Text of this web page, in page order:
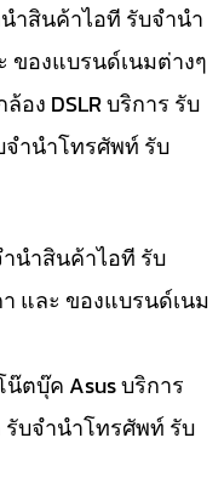
ำสินค้าไอที รับจำนำ
ของแบรนด์เนมต่างๆ
ง DSLR บริการ รับ
ำนำโทรศัพท์ รับ
นำสินค้าไอที รับ
และ ของแบรนด์เนม
ตบุ๊ค Asus บริการ
บจำนำโทรศัพท์ รับ